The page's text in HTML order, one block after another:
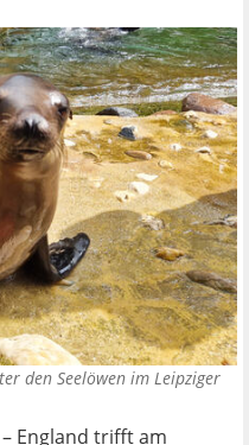
den Seelöwen im Leipziger
England trifft am